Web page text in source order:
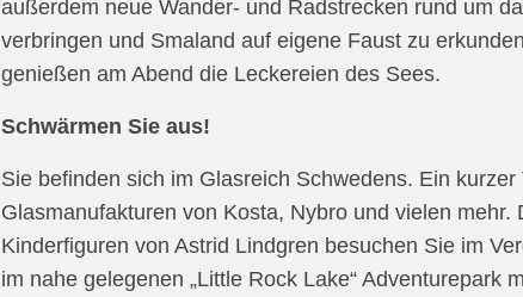
außerdem neue Wander- und Radstrecken rund um
verbringen und Smaland auf eigene Faust zu
genießen am Abend die Leckereien des Sees.
Schwärmen Sie aus!
Sie befinden sich im Glasreich Schwedens. Ein
Glasmanufakturen von Kosta, Nybro und vielen
Kinderfiguren von Astrid Lindgren besuchen Sie im
im nahe gelegenen „Little Rock Lake“ Adventurepark